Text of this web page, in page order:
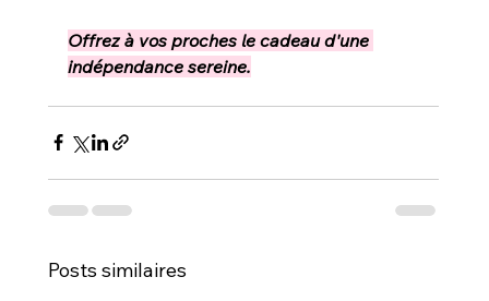
Offrez à vos proches le cadeau d'une
indépendance sereine.
Posts similaires